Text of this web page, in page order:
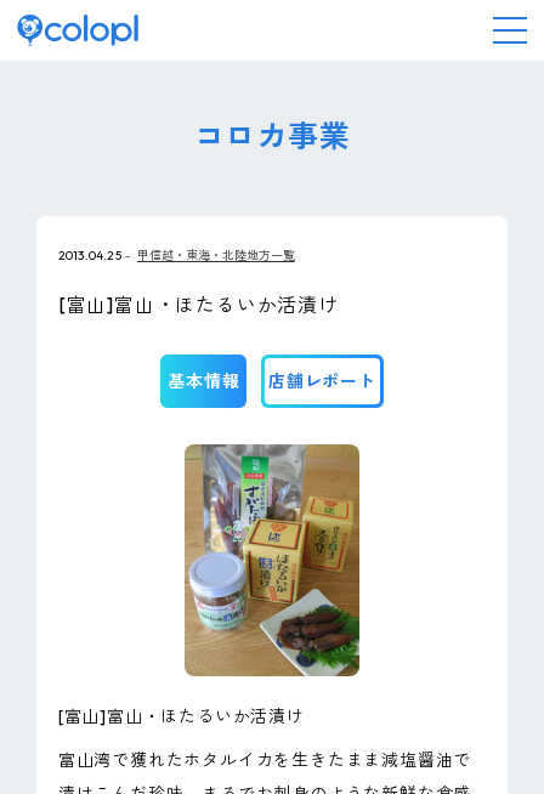
コロカ事業
2013.04.25 甲信越・東海・北陸地方一覧
[富山]富山・ほたるいか活漬け
基本情報 店舗レポート
[富山]富山・ほたるいか活漬け
富山湾で獲れたホタルイカを生きたまま減塩醤油で